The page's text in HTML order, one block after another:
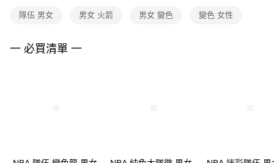
權轉讓予恩沛科技股份有限公司。
３．未成年的使用者請事先徵得法定代理人或監護人之同意方可使用
「AFTEE先享後付」，若未經同意申辦者引起之損失，本公司不負相關責
隊伍 男女 男女 火箭 男女 變色 變色 女性
一 必買清單 一